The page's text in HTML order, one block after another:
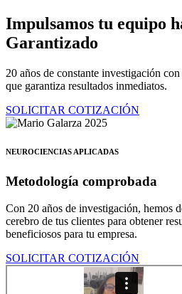
Ir
al
contenido
Impulsamos tu equipo
Garantizado
20 años de constante investigación
que garantiza resultados inmediatos.
SOLICITAR COTIZACIÓN
NEUROCIENCIAS APLICADAS
Metodología comprobada
Con 20 años de investigación, hemos
cerebro de tus clientes para obtener
beneficiosos para tu empresa.
SOLICITAR COTIZACIÓN